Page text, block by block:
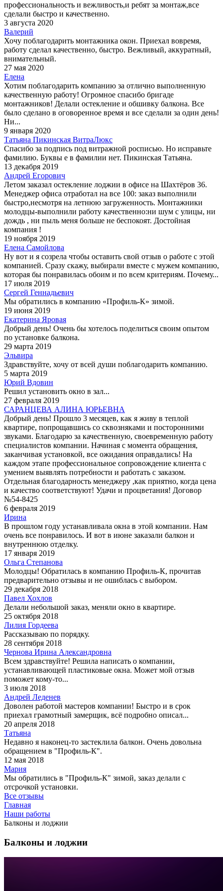
профессиональность и вежливость,и ребят за монтаж,все
сделали быстро и качественно.
3 августа 2020
Валерий
Хочу поблагодарить монтажника окон. Приехал вовремя,
работу сделал качественно, быстро. Вежливый, аккуратный,
внимательный.
27 мая 2020
Елена
Хотим поблагодарить компанию за отлично выполненную
качественную работу! Огромное спасибо бригаде
монтажников! Делали остекление и обшивку балкона. Все
было сделано в оговоренное время и все сделали за один день!
Ни...
9 января 2020
Татьяна Пикинская ВитраЛюкс
Спасибо за подпись под витражной росписью. Но исправьте
фамилию. Буквы е в фамилии нет. Пикинская Татьяна.
13 декабря 2019
Андрей Егорович
Летом заказал остекление лоджии в офисе на Шахтёров 36.
Менеджер офиса отработал на все 100: заказ выполнили
быстро,несмотря на летнюю загруженность. Монтажники
молодцы-выполнили работу качественно:ни шум с улицы, ни
дождь , ни пыль меня больше не беспокоят. Достойная
компания !
19 ноября 2019
Елена Самойлова
Ну вот и я созрела чтобы оставить свой отзыв о работе с этой
компанией. Сразу скажу, выбирали вместе с мужем компанию,
которая бы понравилась обоим и по всем критериям. Почему...
17 июля 2019
Сергей Геннадьевич
Мы обратились в компанию «Профиль-К» зимой.
19 июня 2019
Екатерина Яровая
Добрый день! Очень бы хотелось поделиться своим опытом
по установке балкона.
29 марта 2019
Эльвира
Здравствуйте, хочу от всей души поблагодарить компанию.
5 марта 2019
Юрий Вдовин
Решил установить окно в зал...
27 февраля 2019
САРАНЦЕВА АЛИНА ЮРЬЕВНА
Добрый день! Прошло 3 месяцев, как я живу в теплой
квартире, попрощавшись со сквозняками и посторонними
звуками. Благодарю за качественную, своевременную работу
специалистов компании. Начиная с момента обращения,
заканчивая установкой, все ожидания оправдались! На
каждом этапе профессиональное сопровождение клиента с
умением выявлять потребности и работать с заказом.
Отдельная благодарность менеджеру ,как приятно, когда цена
и качество соответствуют! Удачи и процветания! Договор
№54-8425
6 февраля 2019
Ирина
В прошлом году устанавливала окна в этой компании. Нам
очень все понравилось. И вот в июне заказали балкон и
внутреннюю отделку.
17 января 2019
Ольга Степанова
Молодцы! Обратилась в компанию Профиль-К, прочитав
предварительно отзывы и не ошиблась с выбором.
29 декабря 2018
Павел Хохлов
Делали небольшой заказ, меняли окно в квартире.
25 октября 2018
Лилия Гордеева
Рассказываю по порядку.
28 сентября 2018
Чернова Ирина Александровна
Всем здравствуйте! Решила написать о компании,
устанавливающей пластиковые окна. Может мой отзыв
поможет кому-то...
3 июля 2018
Андрей Леденев
Доволен работой мастеров компании! Быстро и в срок
приехал грамотный замерщик, всё подробно описал...
20 апреля 2018
Татьяна
Недавно я наконец-то застеклила балкон. Очень довольна
обращением в "Профиль-К".
12 мая 2018
Мария
Мы обратились в "Профиль-К" зимой, заказ делали с
отсрочкой установки.
Все отзывы
Главная
Наши работы
Балконы и лоджии
Балконы и лоджии